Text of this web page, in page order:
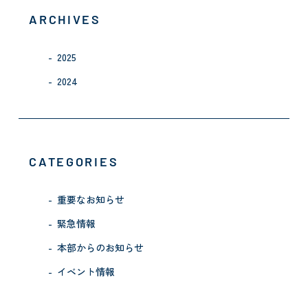
ARCHIVES
2025
2024
CATEGORIES
重要なお知らせ
緊急情報
本部からのお知らせ
イベント情報